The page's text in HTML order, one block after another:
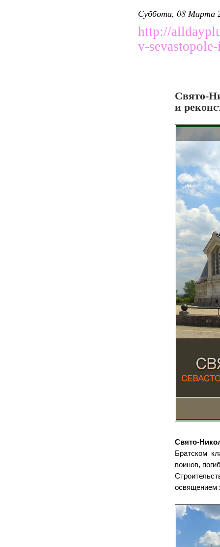
Суббота, 08 Марта
http://
v-
Свято-
и
Свято-
Братском
воинов,
освящением